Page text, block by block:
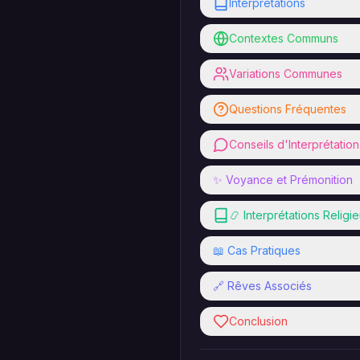
Interprétations
Contextes Communs
Variations Communes
Questions Fréquentes
Conseils d'Interprétation
✨ Voyance et Prémonition
📿 Interprétations
📖 Cas Pratiques
🔗 Rêves Associés
Conclusion